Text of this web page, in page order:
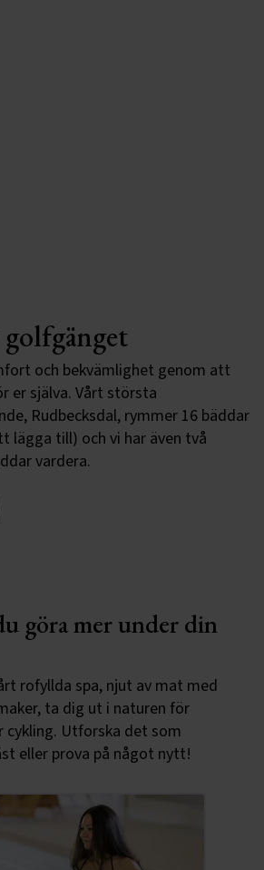
och bekvämlighet genom att
er själva. Vårt största
Rudbecksdal, rymmer 16 bäddar
lägga till) och vi har även två
vardera.
göra mer under din
rofyllda spa, njut av mat med
ta dig ut i naturen för
cykling. Utforska det som
eller prova på något nytt!